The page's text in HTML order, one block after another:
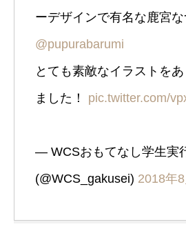
ーデザインで有名な鹿宮
@pupurabarumi
とても素敵なイラストを
ました！ pic.twitter.com/
— WCSおもてなし学生実
(@WCS_gakusei) 2018年